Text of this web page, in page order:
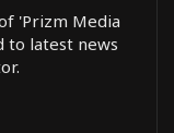
'Prizm Media
to latest news